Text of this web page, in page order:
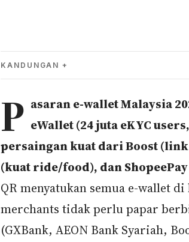
KANDUNGAN
P asaran e-wallet Malaysia
eWallet (24 juta eKYC
persaingan kuat dari Boost
(kuat ride/food), dan
QR menyatukan semua e-wallet
merchants tidak perlu papar
(GXBank, AEON Bank Syariah,